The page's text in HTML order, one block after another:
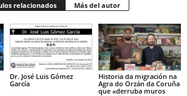
relacionados Más del autor
Dr. José Luis Gómez
García
Historia da migración na
Agra do Orzán da Coruña
que «derruba muros